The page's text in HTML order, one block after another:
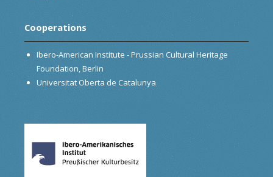
Cooperations
Ibero-American Institute - Prussian Cultural Heritage
Foundation, Berlin
Universitat Oberta de Catalunya